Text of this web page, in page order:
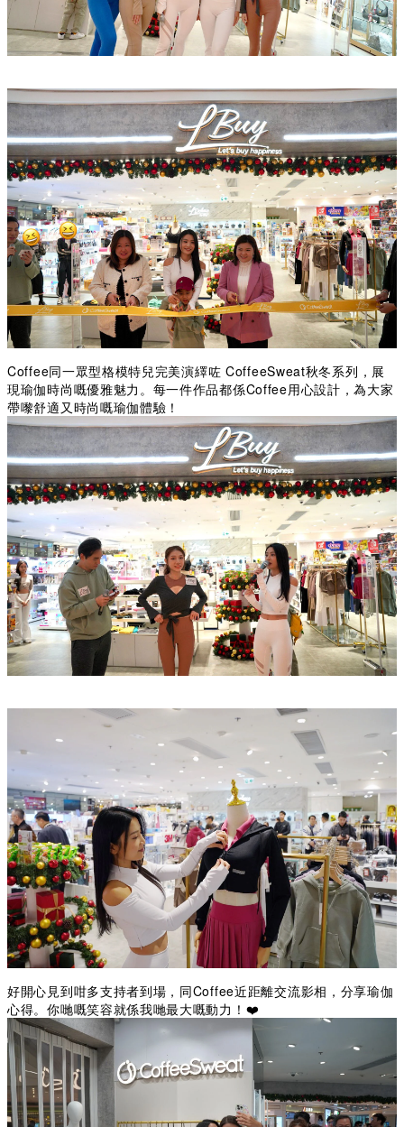
Coffee同一眾型格模特兒完美演繹咗 CoffeeSweat秋冬系列，展
現瑜伽時尚嘅優雅魅力。每一件作品都係Coffee用心設計，為大家
帶嚟舒適又時尚嘅瑜伽體驗！
好開心見到咁多支持者到場，同Coffee近距離交流影相，分享瑜伽
心得。你哋嘅笑容就係我哋最大嘅動力！❤️